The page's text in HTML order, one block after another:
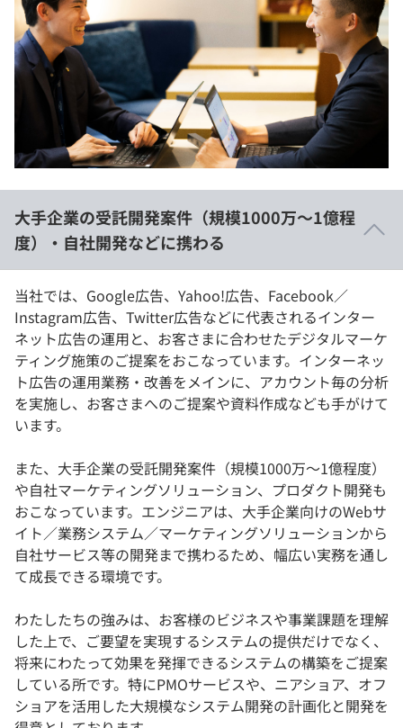
大手企業の受託開発案件（規模1000万〜1億程
度）・自社開発などに携わる
当社では、Google広告、Yahoo!広告、Facebook／
Instagram広告、Twitter広告などに代表されるインター
ネット広告の運用と、お客さまに合わせたデジタルマーケ
ティング施策のご提案をおこなっています。インターネッ
ト広告の運用業務・改善をメインに、アカウント毎の分析
を実施し、お客さまへのご提案や資料作成なども手がけて
います。
また、大手企業の受託開発案件（規模1000万〜1億程度）
や自社マーケティングソリューション、プロダクト開発も
おこなっています。エンジニアは、大手企業向けのWebサ
イト／業務システム／マーケティングソリューションから
自社サービス等の開発まで携わるため、幅広い実務を通し
て成長できる環境です。
わたしたちの強みは、お客様のビジネスや事業課題を理解
した上で、ご要望を実現するシステムの提供だけでなく、
将来にわたって効果を発揮できるシステムの構築をご提案
している所です。特にPMOサービスや、ニアショア、オフ
ショアを活用した大規模なシステム開発の計画化と開発を